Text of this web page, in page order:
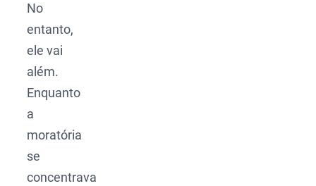
No
entanto,
ele vai
além.
Enquanto
a
moratória
se
concentrava